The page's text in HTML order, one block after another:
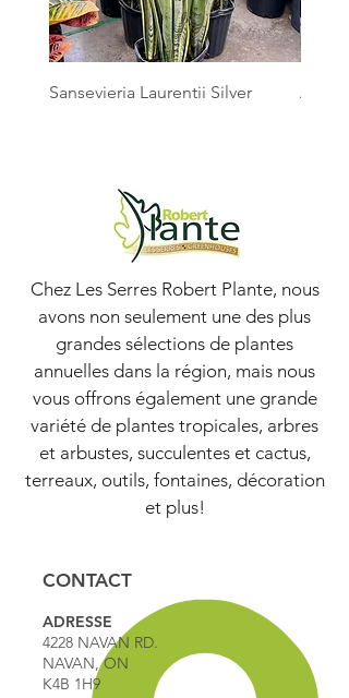
Sansevieria Laurentii Silver
Chez Les Serres Robert Plante, nous
avons non seulement une des plus
grandes sélections de plantes
annuelles dans la région, mais nous
vous offrons également une grande
variété de plantes tropicales, arbres
et arbustes, succulentes et cactus,
terreaux, outils, fontaines, décoration
et plus!
CONTACT
ADRESSE
4228 NAVAN RD.
NAVAN, ON
K4B 1H9